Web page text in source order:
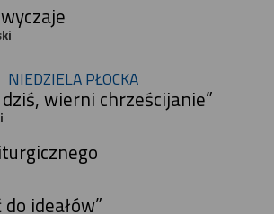
NIEDZIELA PŁOCKA
wierni chrześcijanie”
ideałów”